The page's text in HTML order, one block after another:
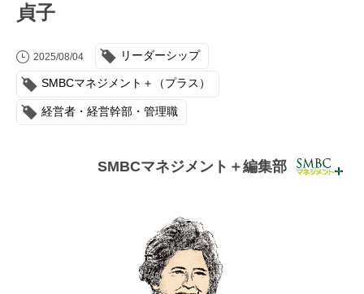
お役立ち情報
インタビュー・レポート
連載・コラム
イベント・セミナー
貞子
2025/08/04 リーダーシップ
SMBCマネジメント＋（プラス）
経営者・経営幹部・管理職
SMBCマネジメント＋編集部